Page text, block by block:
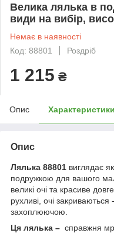
Велика лялька в
види на вибір,
Немає в наявності
Код: 88801
Роздріб
1 215 ₴
Опис Характеристики
Опис
Лялька 88801 виглядає
подружкою для вашого
великі очі та красиве
рухливі, очі
захоплюючою.
Ця лялька – справжня